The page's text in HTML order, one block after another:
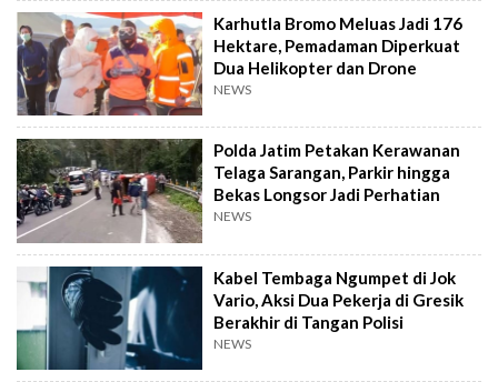
Karhutla Bromo Meluas Jadi 176
Hektare, Pemadaman Diperkuat
Dua Helikopter dan Drone
NEWS
Polda Jatim Petakan Kerawanan
Telaga Sarangan, Parkir hingga
Bekas Longsor Jadi Perhatian
NEWS
Kabel Tembaga Ngumpet di Jok
Vario, Aksi Dua Pekerja di Gresik
Berakhir di Tangan Polisi
NEWS